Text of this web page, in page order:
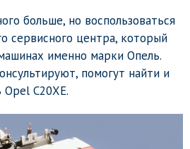
больше, но воспользоваться
сервисного центра, который
именно марки Опель.
помогут найти и
C20XE.